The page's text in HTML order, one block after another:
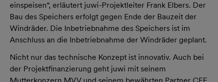
einspeisen“, erläutert juwi-Projektleiter Frank Elbers. Der
Bau des Speichers erfolgt gegen Ende der Bauzeit der
Windräder. Die Inbetriebnahme des Speichers ist im
Anschluss an die Inbetriebnahme der Windräder geplant.
Nicht nur das technische Konzept ist innovativ. Auch bei
der Projektfinanzierung geht juwi mit seinem